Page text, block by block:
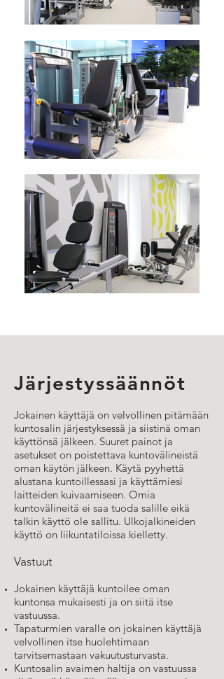
Järjestyssäännöt
Jokainen käyttäjä on velvollinen pitämään
kuntosalin järjestyksessä ja siistinä oman
käyttönsä jälkeen. Suuret painot ja
asetukset on poistettava kuntovälineistä
oman käytön jälkeen. Käytä pyyhettä
alustana kuntoillessasi ja käyttämiesi
laitteiden kuivaamiseen. Omia
kuntovälineitä ei saa tuoda salille eikä
talkin käyttö ole sallitu. Ulkojalkineiden
käyttö on liikuntatiloissa kielletty.
Vastuut
Jokainen käyttäjä kuntoilee oman
kuntonsa mukaisesti ja on siitä itse
vastuussa.
Tapaturmien varalle on jokainen käyttäjä
velvollinen itse huolehtimaan
tarvitsemastaan vakuutusturvasta.
Kuntosalin avaimen haltija on vastuussa